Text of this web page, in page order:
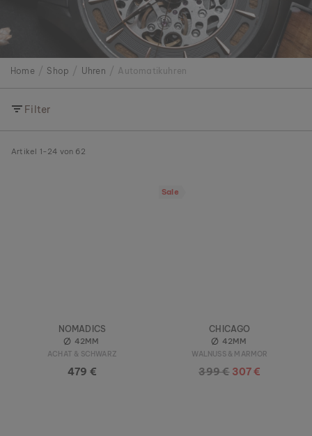
Home Shop Uhren Automatikuhren
Filter
Artikel 1- 24 von 62
NOMADICS
42MM
ACHAT & SCHWARZ
479 €
Sale
CHICAGO
42MM
WALNUSS & MARMOR
399 € 307 €